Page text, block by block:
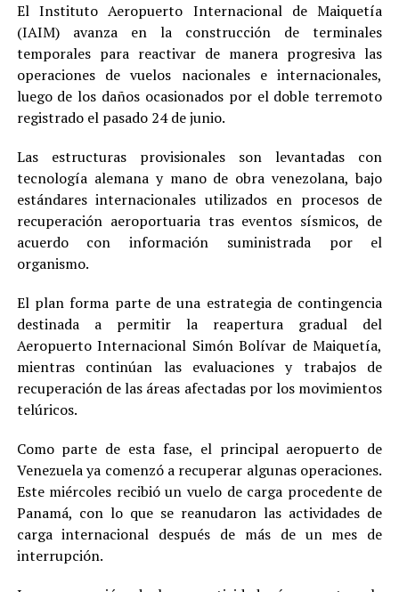
El Instituto Aeropuerto Internacional de Maiquetía
(IAIM) avanza en la construcción de terminales
temporales para reactivar de manera progresiva las
operaciones de vuelos nacionales e internacionales,
luego de los daños ocasionados por el doble terremoto
registrado el pasado 24 de junio.
Las estructuras provisionales son levantadas con
tecnología alemana y mano de obra venezolana, bajo
estándares internacionales utilizados en procesos de
recuperación aeroportuaria tras eventos sísmicos, de
acuerdo con información suministrada por el
organismo.
El plan forma parte de una estrategia de contingencia
destinada a permitir la reapertura gradual del
Aeropuerto Internacional Simón Bolívar de Maiquetía,
mientras continúan las evaluaciones y trabajos de
recuperación de las áreas afectadas por los movimientos
telúricos.
Como parte de esta fase, el principal aeropuerto de
Venezuela ya comenzó a recuperar algunas operaciones.
Este miércoles recibió un vuelo de carga procedente de
Panamá, con lo que se reanudaron las actividades de
carga internacional después de más de un mes de
interrupción.